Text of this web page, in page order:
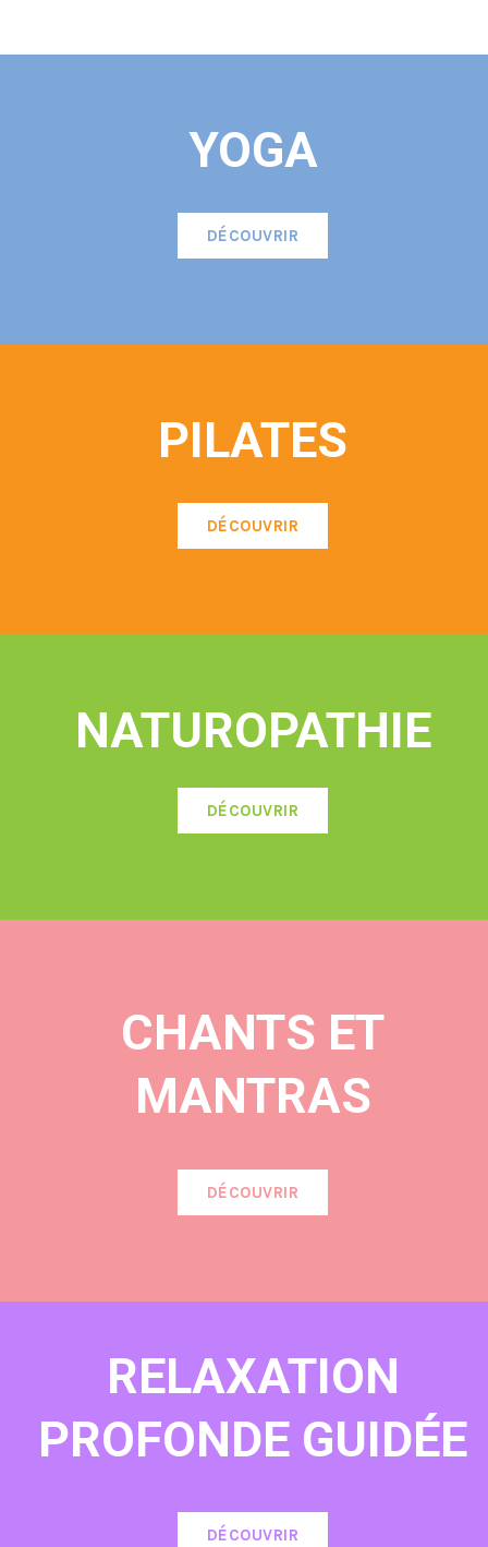
YOGA
DÉCOUVRIR
PILATES
DÉCOUVRIR
NATUROPATHIE
DÉCOUVRIR
CHANTS ET
MANTRAS
DÉCOUVRIR
RELAXATION
PROFONDE GUIDÉE
DÉCOUVRIR